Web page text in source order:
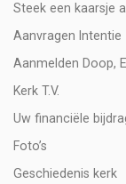
Steek een kaarsje
Aanvragen Intentie
Aanmelden Doop,
Kerk T.V.
Uw financiële
Foto’s
Geschiedenis kerk